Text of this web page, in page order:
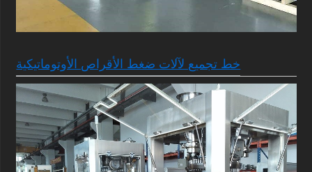
خط تجميع لآلات ضغط الأقراص الأوتوماتيكية